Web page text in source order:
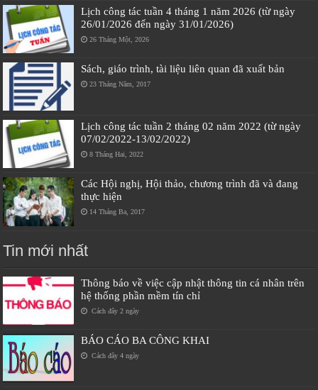
Lịch công tác tuần 4 tháng 1 năm 2026 (từ ngày
26/01/2026 đến ngày 31/01/2026)
26 Tháng Một, 2026
Sách, giáo trình, tài liệu liên quan đã xuất bản
23 Tháng Năm, 2017
Lịch công tác tuần 2 tháng 02 năm 2022 (từ ngày
07/02/2022-13/02/2022)
8 Tháng Hai, 2022
Các Hội nghị, Hội thảo, chương trình đã và đang
thực hiện
14 Tháng Ba, 2017
Tin mới nhất
Thông báo về việc cập nhật thông tin cá nhân trên
hệ thống phần mềm tín chỉ
Cách đây 2 ngày
BÁO CÁO BA CÔNG KHAI
Cách đây 4 ngày